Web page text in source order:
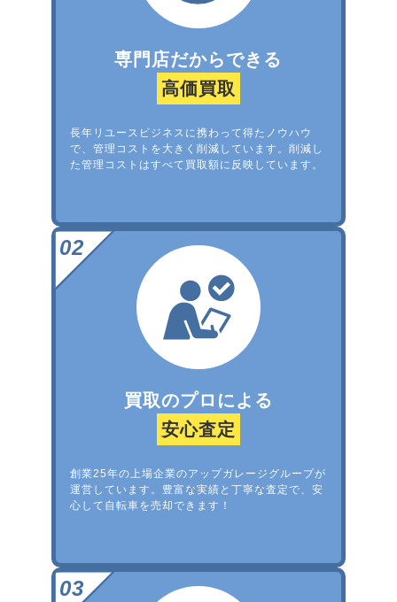
専門店だからできる
高価買取
長年リユースビジネスに携わって得たノウハウ
で、管理コストを大きく削減しています。削減し
た管理コストはすべて買取額に反映しています。
買取のプロによる
安心査定
創業25年の上場企業のアップガレージグループが
運営しています。豊富な実績と丁寧な査定で、安
心して自転車を売却できます！